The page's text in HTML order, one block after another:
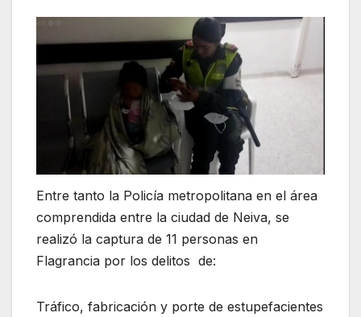
Entre tanto la Policía metropolitana en el área
comprendida entre la ciudad de Neiva, se
realizó la captura de 11 personas en
Flagrancia por los delitos de:
Tráfico, fabricación y porte de estupefacientes